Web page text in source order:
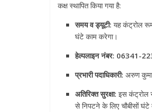
कक्ष स्थापित किया गया है:
समय व ड्यूटी: यह कंट्रोल
घंटे काम करेगा।
हेल्पलाइन नंबर: 06341-
प्रभारी पदाधिकारी: अरुण
अतिरिक्त सुरक्षा: इस कंट्रोल
से निपटने के लिए चौबीसों घंटे